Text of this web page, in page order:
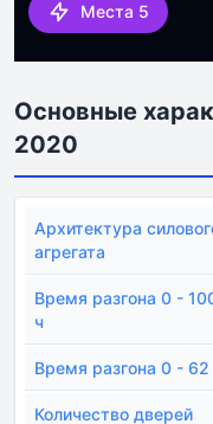
Места 5
Основные
2020
Архитектура
агрегата
Время разгона 0 -
ч
Время разгона 0 -
Количество дверей